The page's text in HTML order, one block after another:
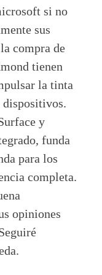
si no
sus
compra de
tienen
la tinta
dispositivos.
y
funda
para los
completa.
opiniones